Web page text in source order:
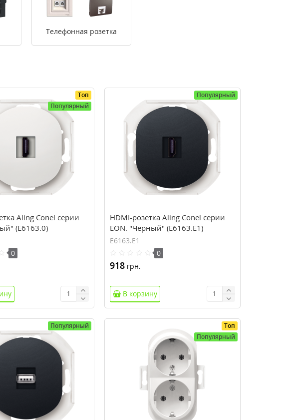
Телефонная розетка
Топ
Популярный
Aling Conel серии
(E6163.0)
0
Популярный
HDMI-розетка Aling Conel серии
EON. "Черный" (E6163.E1)
E6163.E1
0
918 грн.
В корзину
Популярный
Топ
Популярный